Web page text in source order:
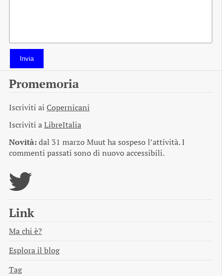
Invia
Promemoria
Iscriviti ai Copernicani
Iscriviti aLibreItalia
Novità:dal 31 marzo Muut ha sospeso l’attività. I
commenti passati sono di nuovo accessibili.
Link
Ma chi è?
Esplora il blog
Tag